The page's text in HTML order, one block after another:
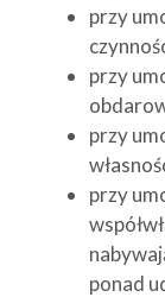
przy
przy
przy
przy
ponad